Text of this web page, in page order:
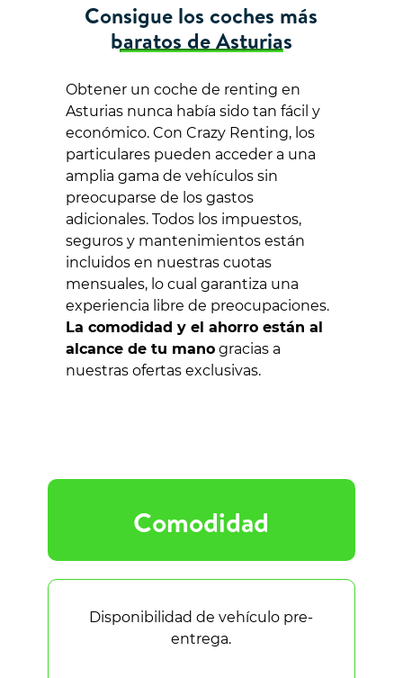
Consigue los coches más
baratos de Asturias
Obtener un coche de renting en
Asturias nunca había sido tan fácil y
económico. Con Crazy Renting, los
particulares pueden acceder a una
amplia gama de vehículos sin
preocuparse de los gastos
adicionales. Todos los impuestos,
seguros y mantenimientos están
incluidos en nuestras cuotas
mensuales, lo cual garantiza una
experiencia libre de preocupaciones.
La comodidad y el ahorro están al
alcance de tu manogracias a
nuestras ofertas exclusivas.
Comodidad
Disponibilidad de vehículo pre-
entrega.